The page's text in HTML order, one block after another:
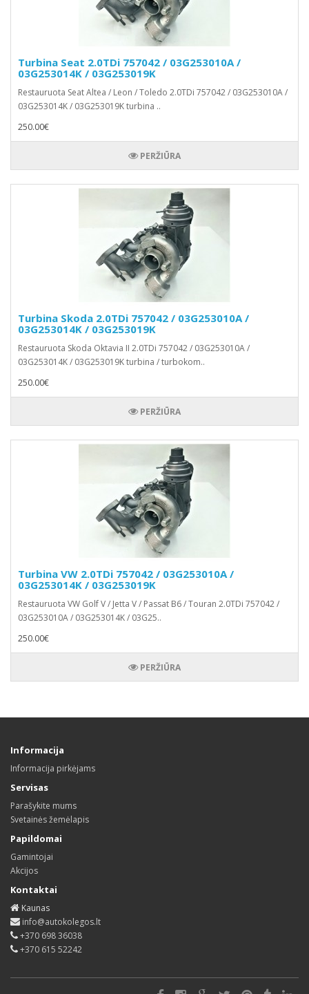
Turbina Seat 2.0TDi 757042 / 03G253010A /
03G253014K / 03G253019K
Restauruota Seat Altea / Leon / Toledo 2.0TDi 757042 / 03G253010A /
03G253014K / 03G253019K turbina ..
250.00€
PERŽIŪRA
Turbina Skoda 2.0TDi 757042 / 03G253010A /
03G253014K / 03G253019K
Restauruota Skoda Oktavia II 2.0TDi 757042 / 03G253010A /
03G253014K / 03G253019K turbina / turbokom..
250.00€
PERŽIŪRA
Turbina VW 2.0TDi 757042 / 03G253010A /
03G253014K / 03G253019K
Restauruota VW Golf V / Jetta V / Passat B6 / Touran 2.0TDi 757042 /
03G253010A / 03G253014K / 03G25..
250.00€
PERŽIŪRA
Informacija
Informacija pirkėjams
Servisas
Parašykite mums
Svetainės žemėlapis
Papildomai
Gamintojai
Akcijos
Kontaktai
Kaunas
info@autokolegos.lt
+370 698 36038
+370 615 52242